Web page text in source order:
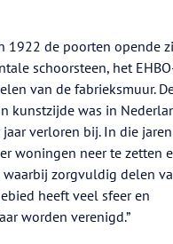
1922 de poorten opende
schoorsteen, het
van de fabrieksmuur.
kunstzijde was in
verloren bij. In die jaren
woningen neer te zetten
zorgvuldig delen
heeft veel sfeer en
worden verenigd.”